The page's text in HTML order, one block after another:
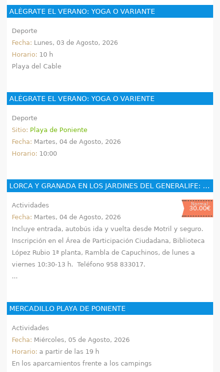
ALÉGRATE EL VERANO: YOGA O VARIANTE
Deporte
Fecha: Lunes, 03 de Agosto, 2026
Horario: 10 h
Playa del Cable
ALÉGRATE EL VERANO: YOGA O VARIENTE
Deporte
Sitio: Playa de Poniente
Fecha: Martes, 04 de Agosto, 2026
Horario: 10:00
LORCA Y GRANADA EN LOS JARDINES DEL GENERALIFE: LAS GITANAS CANTAN Y BAILAN A LORCA
Actividades
Fecha: Martes, 04 de Agosto, 2026
Normal:
30.00€
Incluye entrada, autobús ida y vuelta desde Motril y seguro.
Inscripción en el Área de Participación Ciudadana, Biblioteca
López Rubio 1ª planta, Rambla de Capuchinos, de lunes a
viernes 10:30-13 h. Teléfono 958 833017.
...
MERCADILLO PLAYA DE PONIENTE
Actividades
Fecha: Miércoles, 05 de Agosto, 2026
Horario: a partir de las 19 h
En los aparcamientos frente a los campings